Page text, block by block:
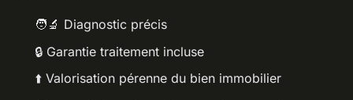
🧑‍🔬 Diagnostic précis
🔒 Garantie traitement incluse
⬆️ Valorisation pérenne du bien immobilier